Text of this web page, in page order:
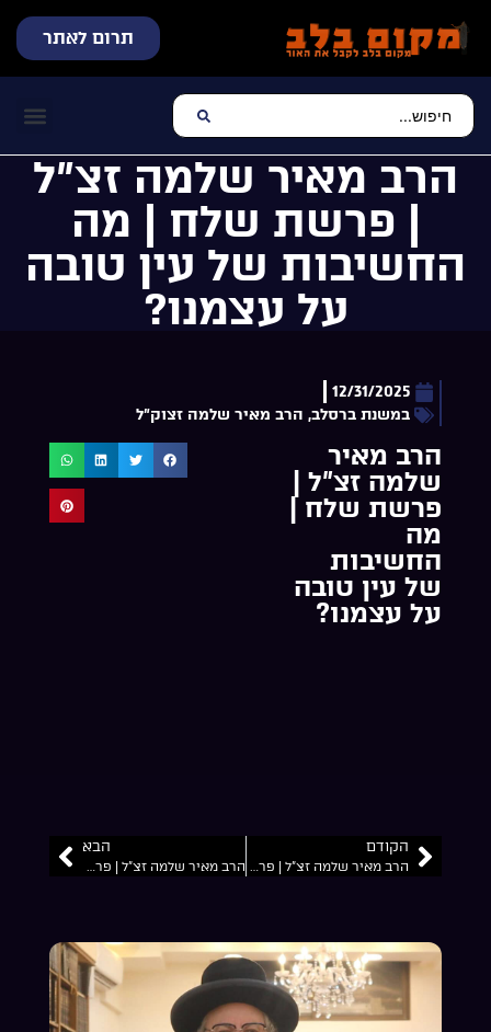
תרום לאתר
הרב מאיר שלמה זצ”ל
| פרשת שלח | מה
החשיבות של עין טובה
על עצמנו?
12/31/2025
במשנת ברסלב, הרב מאיר שלמה זצוק"ל
הרב מאיר
שלמה זצ”ל |
פרשת שלח |
מה
החשיבות
של עין טובה
על עצמנו?
הקודם
הרב מאיר שלמה זצ”ל | פרשת קורח | האם צריך לחתור לזכות לרוח הקודש?
הבא
הרב מאיר שלמה זצ”ל | פרשת בהעלותך | סוד הגלגול והבלבול…